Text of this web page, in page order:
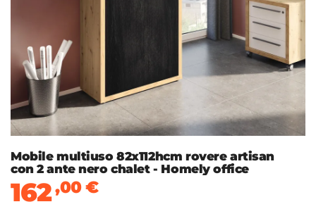
Mobile multiuso 82x112hcm rovere artisan
con 2 ante nero chalet - Homely office
162,00€